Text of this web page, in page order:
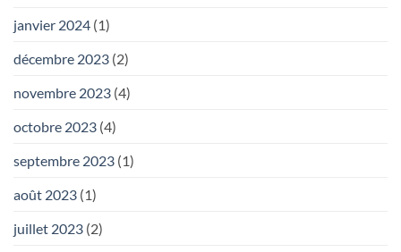
janvier 2024 (1)
décembre 2023 (2)
novembre 2023 (4)
octobre 2023 (4)
septembre 2023 (1)
août 2023 (1)
juillet 2023 (2)